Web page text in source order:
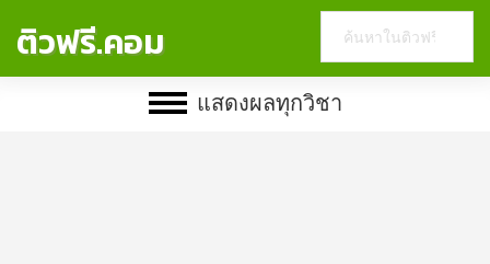
ติวฟรี.คอม
website
แสดงผลทุกวิชา